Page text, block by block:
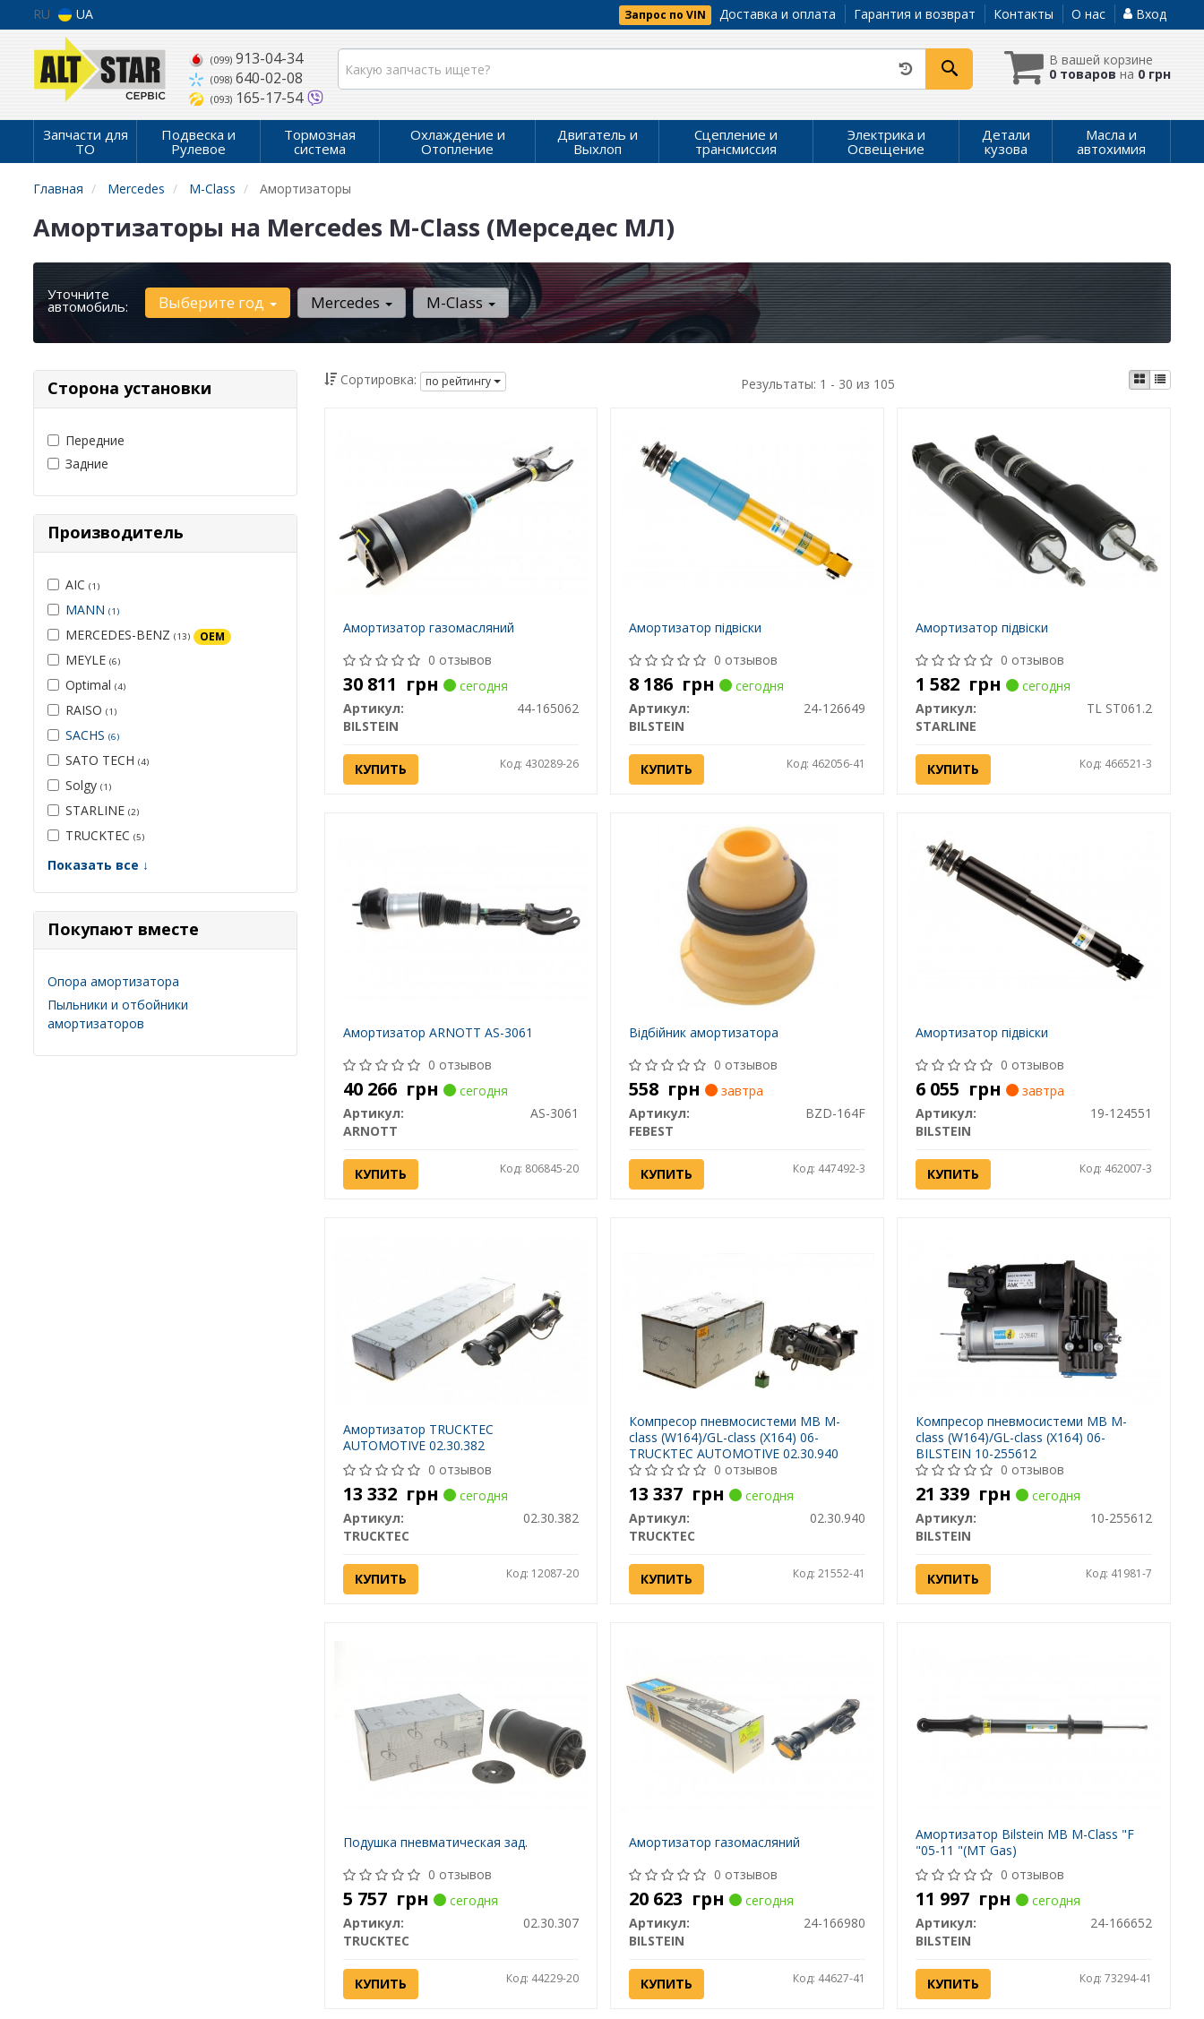
RU UA Запрос по VIN Доставка и оплата Гарантия и возврат Контакты О нас Вход
(099)913-04-34
(098)640-02-08
(093)165-17-54
В вашей корзине
0 товаров на 0 грн
Запчасти для
ТО
Подвеска и
Рулевое
Тормозная
система
Охлаждение и
Отопление
Двигатель и
Выхлоп
Сцепление и
трансмиссия
Электрика и
Освещение
Детали
кузова
Масла и
автохимия
Главная Mercedes M-Class Амортизаторы
Амортизаторы на Mercedes M-Class (Мерседес МЛ)
Уточните
автомобиль: Выберите год Mercedes M-Class
Сторона установки
Передние
Задние
Производитель
AIC (1)
MANN (1)
MERCEDES-BENZ (13) OEM
MEYLE (6)
Optimal (4)
RAISO (1)
SACHS (6)
SATO TECH (4)
Solgy (1)
STARLINE (2)
TRUCKTEC (5)
Показать все ↓
Покупают вместе
Опора амортизатора
Пыльники и отбойники
амортизаторов
Сортировка: по рейтингу Результаты: 1 - 30 из 105
Амортизатор газомасляний
0 отзывов
30 811 грн
сегодня
Артикул:
44-165062
BILSTEIN
КУПИТЬ Код: 430289-26
Амортизатор підвіски
0 отзывов
8 186 грн
сегодня
Артикул:
24-126649
BILSTEIN
КУПИТЬ Код: 462056-41
Амортизатор підвіски
0 отзывов
1 582 грн
сегодня
Артикул:
TL ST061.2
STARLINE
КУПИТЬ Код: 466521-3
Амортизатор ARNOTT AS-3061
0 отзывов
40 266 грн
сегодня
Артикул:
AS-3061
ARNOTT
КУПИТЬ Код: 806845-20
Відбійник амортизатора
0 отзывов
558 грн
завтра
Артикул:
BZD-164F
FEBEST
КУПИТЬ Код: 447492-3
Амортизатор підвіски
0 отзывов
6 055 грн
завтра
Артикул:
19-124551
BILSTEIN
КУПИТЬ Код: 462007-3
Амортизатор TRUCKTEC
AUTOMOTIVE 02.30.382
0 отзывов
13 332 грн
сегодня
Артикул:
02.30.382
TRUCKTEC
КУПИТЬ Код: 12087-20
Компресор пневмосистеми MB M-
class (W164)/GL-class (X164) 06-
TRUCKTEC AUTOMOTIVE 02.30.940
0 отзывов
13 337 грн
сегодня
Артикул:
02.30.940
TRUCKTEC
КУПИТЬ Код: 21552-41
Компресор пневмосистеми MB M-
class (W164)/GL-class (X164) 06-
BILSTEIN 10-255612
0 отзывов
21 339 грн
сегодня
Артикул:
10-255612
BILSTEIN
КУПИТЬ Код: 41981-7
Подушка пневматическая зад.
0 отзывов
5 757 грн
сегодня
Артикул:
02.30.307
TRUCKTEC
КУПИТЬ Код: 44229-20
Амортизатор газомасляний
0 отзывов
20 623 грн
сегодня
Артикул:
24-166980
BILSTEIN
КУПИТЬ Код: 44627-41
Амортизатор Bilstein MB M-Class "F
"05-11 "(MT Gas)
0 отзывов
11 997 грн
сегодня
Артикул:
24-166652
BILSTEIN
КУПИТЬ Код: 73294-41